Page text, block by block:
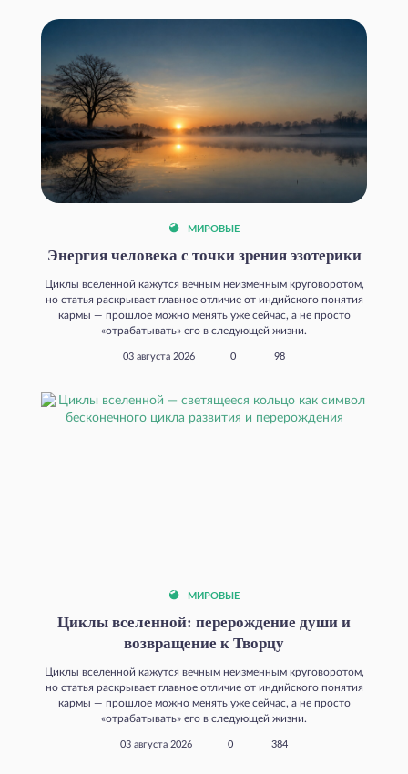
МИРОВЫЕ
Энергия человека с точки зрения эзотерики
Циклы вселенной кажутся вечным неизменным круговоротом,
но статья раскрывает главное отличие от индийского понятия
кармы — прошлое можно менять уже сейчас, а не просто
«отрабатывать» его в следующей жизни.
03 августа 2026 0 98
МИРОВЫЕ
Циклы вселенной: перерождение души и
возвращение к Творцу
Циклы вселенной кажутся вечным неизменным круговоротом,
но статья раскрывает главное отличие от индийского понятия
кармы — прошлое можно менять уже сейчас, а не просто
«отрабатывать» его в следующей жизни.
03 августа 2026 0 384